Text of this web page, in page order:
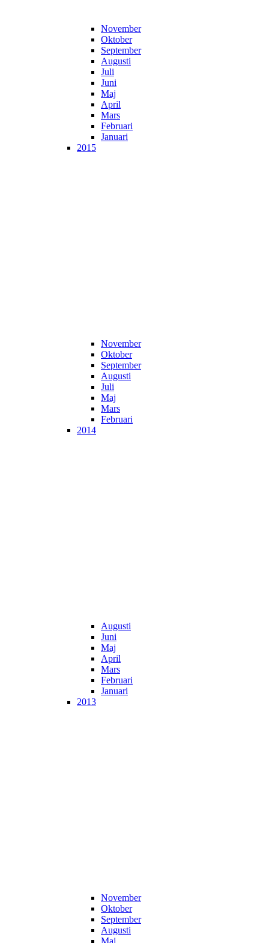
November
Oktober
September
Augusti
Juli
Juni
Maj
April
Mars
Februari
Januari
2015
November
Oktober
September
Augusti
Juli
Maj
Mars
Februari
2014
Augusti
Juni
Maj
April
Mars
Februari
Januari
2013
November
Oktober
September
Augusti
Maj